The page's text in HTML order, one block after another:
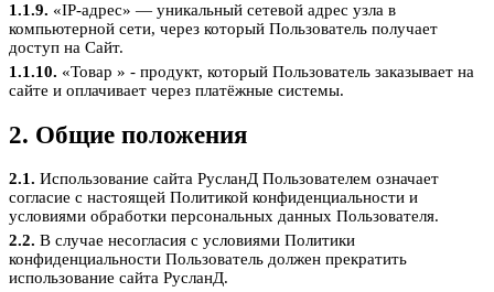
1.1.9. «IP-адрес» — уникальный сетевой адрес узла в
компьютерной сети, через который Пользователь получает
доступ на Сайт.
1.1.10. «Товар » - продукт, который Пользователь заказывает на
сайте и оплачивает через платёжные системы.
2. Общие положения
2.1. Использование сайта РусланД Пользователем означает
согласие с настоящей Политикой конфиденциальности и
условиями обработки персональных данных Пользователя.
2.2. В случае несогласия с условиями Политики
конфиденциальности Пользователь должен прекратить
использование сайта РусланД.